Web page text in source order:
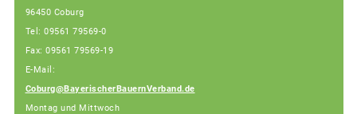
96450 Coburg
Tel: 09561 79569-0
Fax: 09561 79569-19
E-Mail:
Coburg@BayerischerBauernVerband.de
Montag und Mittwoch